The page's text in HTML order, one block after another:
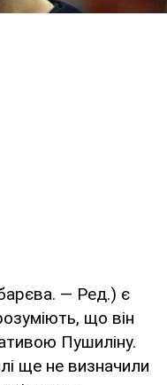
— Ред.) є
що він
Пушиліну.
ще не визначили